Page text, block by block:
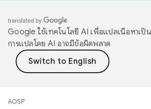
Google ใช้เทคโนโลยี AI เพื่อแปลเนื้อหาเ
การแปลโดย AI อาจมีข้อผิดพลาด
AOSP